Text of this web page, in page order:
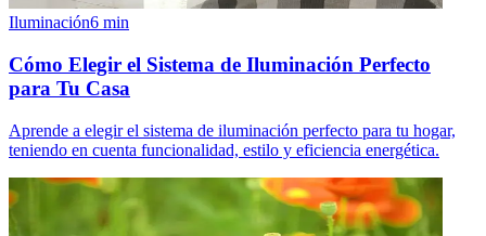
Iluminación6 min
Cómo Elegir el Sistema de Iluminación Perfecto
para Tu Casa
Aprende a elegir el sistema de iluminación perfecto para tu hogar,
teniendo en cuenta funcionalidad, estilo y eficiencia energética.